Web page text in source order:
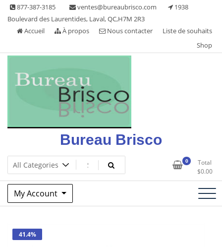
Skip 877-387-3185 ventes@bureaubrisco.com
1938
Boulevard des Laurentides, Laval, QC,H7M 2R3
Accueil
À propos Nous contacter
Liste de souhaits
Shop
Bureau Brisco
0
Total
$0.00
My Account
41.4%